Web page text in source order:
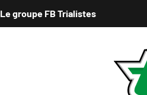
Le groupe FB Trialistes